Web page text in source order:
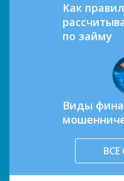
Как
по займу
Виды